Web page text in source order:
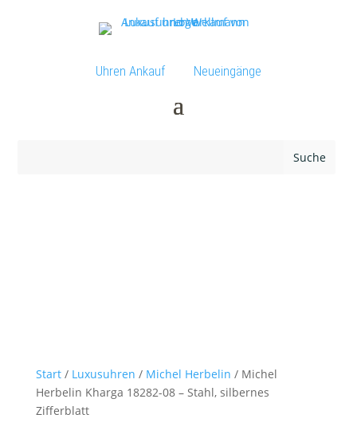
Uhren Ankauf Neueingänge
Start/ Luxusuhren / Michel Herbelin / Michel
Herbelin Kharga 18282-08 – Stahl, silbernes
Zifferblatt